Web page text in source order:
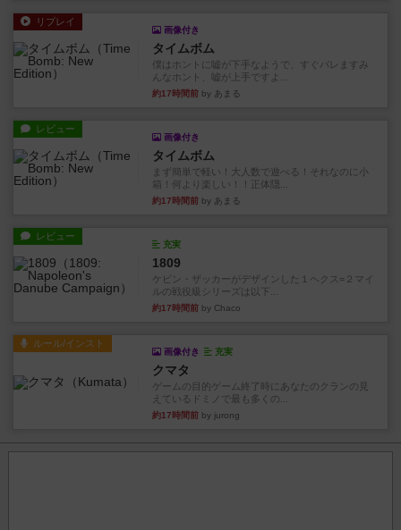
リプレイ
画像付き
タイムボム
僕はホントに嘘が下手なようで、すぐバレますみ
んなホント、嘘が上手ですよ...
約17時間前 by あまる
レビュー
画像付き
タイムボム
まず簡単で軽い！大人数で遊べる！それなのに小
箱！何より楽しい！！正体隠...
約17時間前 by あまる
レビュー
充実
1809
ケビン・ザッカーがデザインした１ヘクス=２マイ
ルの戦役級シリーズは以下...
約17時間前 by Chaco
ルール/インスト
画像付き 充実
クマタ
ゲームの目的ゲーム終了時にあなたのクランの見
えているドミノで最も多くの...
約17時間前 by jurong